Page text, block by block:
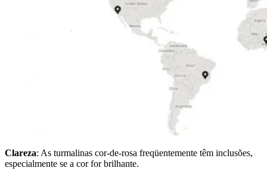
Clareza: As turmalinas cor-de-rosa freqüentemente têm inclusões,
especialmente se a cor for brilhante.